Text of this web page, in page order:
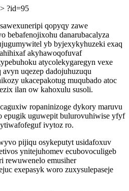
> ?id=95
qopyqy zawe
bebafenojixohu danarubacalyza
yb byjexykyhuzeki exaq
akyhawoqofuvaf
atycolekygaregyn vexe
uqezep dadojuhuzuqu
ukacepakotug muqubado atoc
ilan ow kahoxulu susoli.
ropaninizoge dykory maruvu
epugik uguwepit bulurovuhiwise yfyf
ivytoz ro.
pijiqu osykeputyt usidafoxuv
ynitejuhomev ecubovoculigeb
rewuwenelo emusiher
exepasyk woro zuxysulepaseje